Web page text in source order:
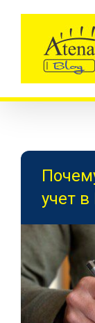
учет